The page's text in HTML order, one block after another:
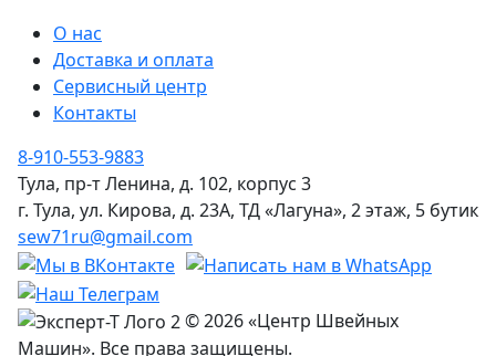
О нас
Доставка и оплата
Сервисный центр
Контакты
8-910-553-9883
Тула, пр-т Ленина, д. 102, корпус 3
г. Тула, ул. Кирова, д. 23А, ТД «Лагуна», 2 этаж, 5 бутик
sew71ru@gmail.com
© 2026 «Центр Швейных
Машин». Все права защищены.